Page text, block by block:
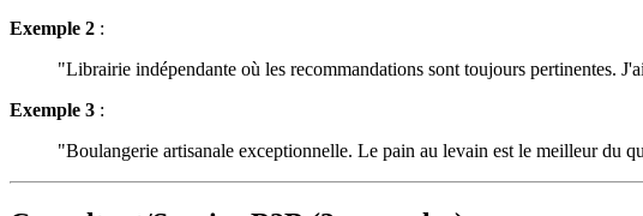
Exemple 2 :
"Librairie indépendante où les recommandations sont toujours pertinentes.
Exemple 3 :
"Boulangerie artisanale exceptionnelle. Le pain au levain est le meilleur du